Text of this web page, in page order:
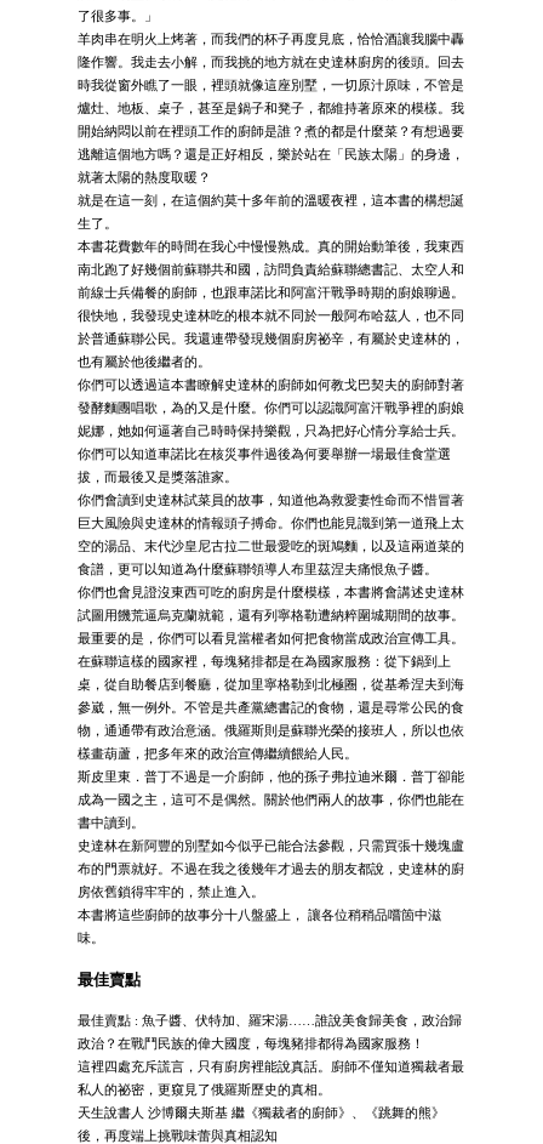
了很多事。」
羊肉串在明火上烤著，而我們的杯子再度見底，恰恰酒讓我腦中轟
隆作響。我走去小解，而我挑的地方就在史達林廚房的後頭。回去
時我從窗外瞧了一眼，裡頭就像這座別墅，一切原汁原味，不管是
爐灶、地板、桌子，甚至是鍋子和凳子，都維持著原來的模樣。我
開始納悶以前在裡頭工作的廚師是誰？煮的都是什麼菜？有想過要
逃離這個地方嗎？還是正好相反，樂於站在「民族太陽」的身邊，
就著太陽的熱度取暖？
就是在這一刻，在這個約莫十多年前的溫暖夜裡，這本書的構想誕
生了。
本書花費數年的時間在我心中慢慢熟成。真的開始動筆後，我東西
南北跑了好幾個前蘇聯共和國，訪問負責給蘇聯總書記、太空人和
前線士兵備餐的廚師，也跟車諾比和阿富汗戰爭時期的廚娘聊過。
很快地，我發現史達林吃的根本就不同於一般阿布哈茲人，也不同
於普通蘇聯公民。我還連帶發現幾個廚房祕辛，有屬於史達林的，
也有屬於他後繼者的。
你們可以透過這本書瞭解史達林的廚師如何教戈巴契夫的廚師對著
發酵麵團唱歌，為的又是什麼。你們可以認識阿富汗戰爭裡的廚娘
妮娜，她如何逼著自己時時保持樂觀，只為把好心情分享給士兵。
你們可以知道車諾比在核災事件過後為何要舉辦一場最佳食堂選
拔，而最後又是獎落誰家。
你們會讀到史達林試菜員的故事，知道他為救愛妻性命而不惜冒著
巨大風險與史達林的情報頭子搏命。你們也能見識到第一道飛上太
空的湯品、末代沙皇尼古拉二世最愛吃的斑鳩麵，以及這兩道菜的
食譜，更可以知道為什麼蘇聯領導人布里茲涅夫痛恨魚子醬。
你們也會見證沒東西可吃的廚房是什麼模樣，本書將會講述史達林
試圖用饑荒逼烏克蘭就範，還有列寧格勒遭納粹圍城期間的故事。
最重要的是，你們可以看見當權者如何把食物當成政治宣傳工具。
在蘇聯這樣的國家裡，每塊豬排都是在為國家服務：從下鍋到上
桌，從自助餐店到餐廳，從加里寧格勒到北極圈，從基希涅夫到海
參崴，無一例外。不管是共產黨總書記的食物，還是尋常公民的食
物，通通帶有政治意涵。俄羅斯則是蘇聯光榮的接班人，所以也依
樣畫葫蘆，把多年來的政治宣傳繼續餵給人民。
斯皮里東．普丁不過是一介廚師，他的孫子弗拉迪米爾．普丁卻能
成為一國之主，這可不是偶然。關於他們兩人的故事，你們也能在
書中讀到。
史達林在新阿豐的別墅如今似乎已能合法參觀，只需買張十幾塊盧
布的門票就好。不過在我之後幾年才過去的朋友都說，史達林的廚
房依舊鎖得牢牢的，禁止進入。
本書將這些廚師的故事分十八盤盛上， 讓各位稍稍品嚐箇中滋
味。
最佳賣點
最佳賣點 : 魚子醬、伏特加、羅宋湯……誰說美食歸美食，政治歸
政治？在戰鬥民族的偉大國度，每塊豬排都得為國家服務！
這裡四處充斥謊言，只有廚房裡能說真話。廚師不僅知道獨裁者最
私人的祕密，更窺見了俄羅斯歷史的真相。
天生說書人 沙博爾夫斯基 繼《獨裁者的廚師》、《跳舞的熊》
後，再度端上挑戰味蕾與真相認知